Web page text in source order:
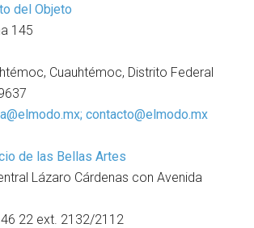
del Objeto
145
Cuauhtémoc, Distrito Federal
contacto@elmodo.mx
de las Bellas Artes
Lázaro Cárdenas con Avenida
22 ext. 2132/2112